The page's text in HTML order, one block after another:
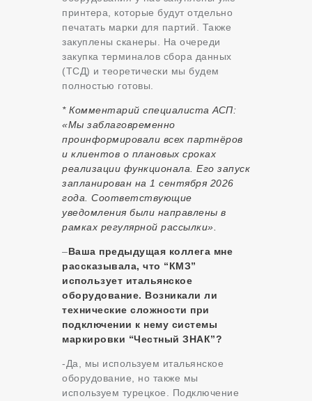
принтера, которые будут отдельно
печатать марки для партий. Также
закуплены сканеры. На очереди
закупка терминалов сбора данных
(ТСД) и теоретически мы будем
полностью готовы.
* Комментарий специалиста АСП:
«Мы заблаговременно
проинформировали всех партнёров
и клиентов о плановых сроках
реализации функционала. Его запуск
запланирован на 1 сентября 2026
года. Соответствующие
уведомления были направлены в
рамках регулярной рассылки».
–Ваша предыдущая коллега мне
рассказывала, что “КМЗ”
использует итальянское
оборудование. Возникали ли
технические сложности при
подключении к нему системы
маркировки “Честный ЗНАК”?
-Да, мы используем итальянское
оборудование, но также мы
используем турецкое. Подключение